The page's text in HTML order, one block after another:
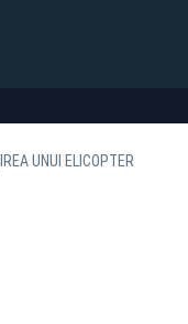
UNUI ELICOPTER